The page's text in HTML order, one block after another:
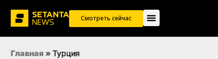
Смотреть сейчас
Главная » Турция